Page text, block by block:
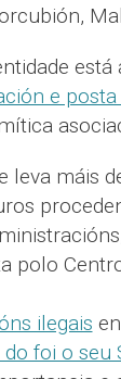
e
leva máis
polo
ilegais
foi o seu